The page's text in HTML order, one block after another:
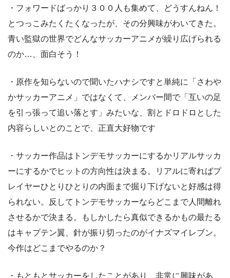
・フォワードばっかり３００人も集めて、どうすんねん！
とつっこみたくたくなったが、その分興味がわいてきた。
青い監獄の世界でどんなサッカーアニメが繰り広げられる
のか…、面白そう！
・原作を知らないので聞いたハナシですと単純に「さわや
かサッカーアニメ」ではなくて、メンバー間で「互いの足
を引っ張って追い落とす」みたいな、割とドロドロとした
内容らしいとのことで、正直大好物です
・サッカー作品はトンデモサッカーにするかリアルサッカ
ーにするかでヒットの方向性は決まる。リアルに寄ればプ
レイヤーひとりひとりの内面まで掘り下げないと好感は得
られない。反してトンデモサッカーならどこまで人間離れ
させるかで決まる。もしかしたら真似できるかもの最たる
はキャプテン翼、針が振り切ったのがイナズマイレブン。
今作はどこまでやるのか？
・もともとサッカーをしたことがあり、非常に興味があ